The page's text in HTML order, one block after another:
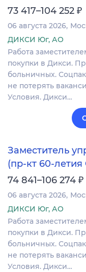
73 417–104 252 ₽
06 августа 2026
ДИКСИ Юг, АО
Работа
покупки в Дикси.
больничных.
не потерять
Условия. Дикси…
Заместитель
(пр-кт 60-летия
74 841–106 274 ₽
06 августа 2026
ДИКСИ Юг, АО
Работа
покупки в Дикси.
больничных.
не потерять
Условия. Дикси…